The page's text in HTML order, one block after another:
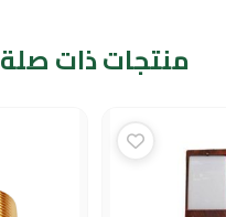
منتجات ذات صلة